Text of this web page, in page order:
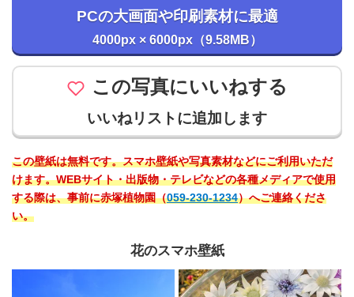
PCの大画面や印刷素材に最適
4000px × 6000px（9.58MB）
この写真にいいねする
いいねリストに追加します
この壁紙は無料です。スマホ壁紙や写真素材などにご利用いただ
けます。WEBサイト・出版物・テレビなどの各種メディアで使用
する際は、事前に赤塚植物園（059-230-1234）へご連絡くださ
い。
花のスマホ壁紙